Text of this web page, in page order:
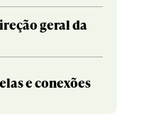
geral da
e conexões